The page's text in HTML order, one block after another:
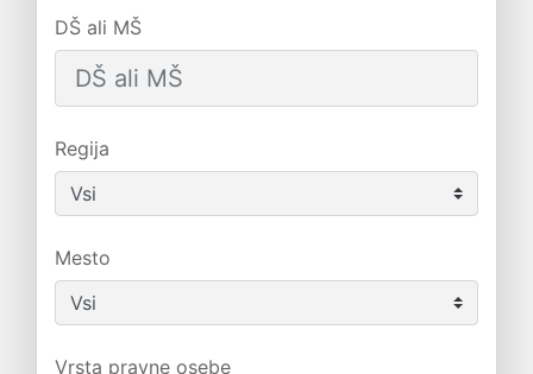
DŠ ali MŠ
Regija
Mesto
Vrsta pravne osebe